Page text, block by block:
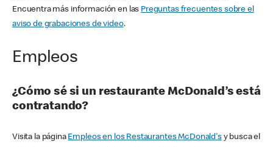
Encuentra más información en las Preguntas frecuentes sobre el
aviso de grabaciones de video.
Empleos
¿Cómo sé si un restaurante McDonald’s está
contratando?
Visita la página Empleos en los Restaurantes McDonald'sy busca el